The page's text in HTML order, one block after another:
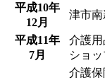
平成10年
12月
津市
平成11年
7月
介護
ショ
介護